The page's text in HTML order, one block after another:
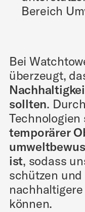
Bereich
Bei
überzeugt,
sollten.
Technologien
temporärer
ist, sodass
schützen
können.